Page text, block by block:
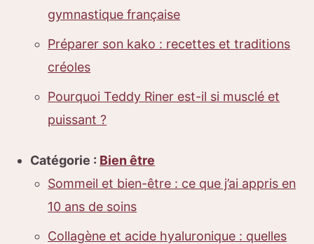
gymnastique française
Préparer son kako : recettes et traditions
créoles
Pourquoi Teddy Riner est-il si musclé et
puissant ?
Catégorie : Bien être
Sommeil et bien-être : ce que j’ai appris en
10 ans de soins
Collagène et acide hyaluronique : quelles